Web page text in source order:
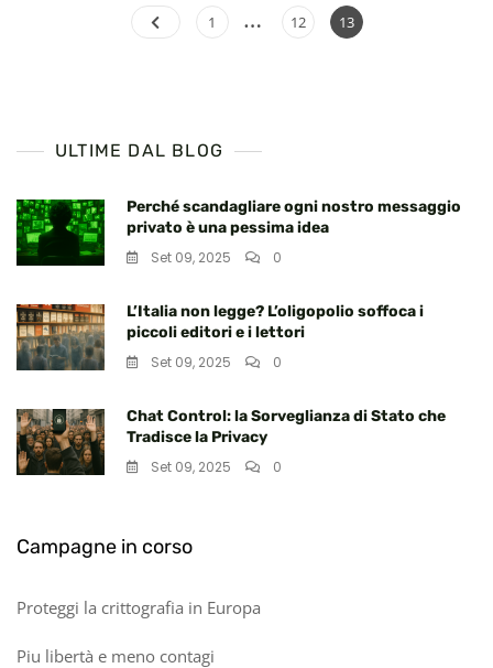
Paginazione
Page
1 … Page
12 Page
13
ULTIME DAL BLOG
Perché scandagliare ogni nostro messaggio
privato è una pessima idea
Set 09, 2025
0
L’Italia non legge? L’oligopolio soffoca i
piccoli editori e i lettori
Set 09, 2025
0
Chat Control: la Sorveglianza di Stato che
Tradisce la Privacy
Set 09, 2025
0
Campagne in corso
Proteggi la crittografia in Europa
Piu libertà e meno contagi